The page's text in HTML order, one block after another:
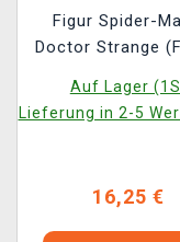
Figur Spider-
Doctor Strange
Auf Lager
Lieferung in 2-5
16,25 €